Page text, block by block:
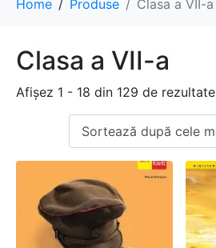
Home Produse Clasa a VII-a
Clasa a VII-a
Afișez 1 - 18 din 129 de rezultate